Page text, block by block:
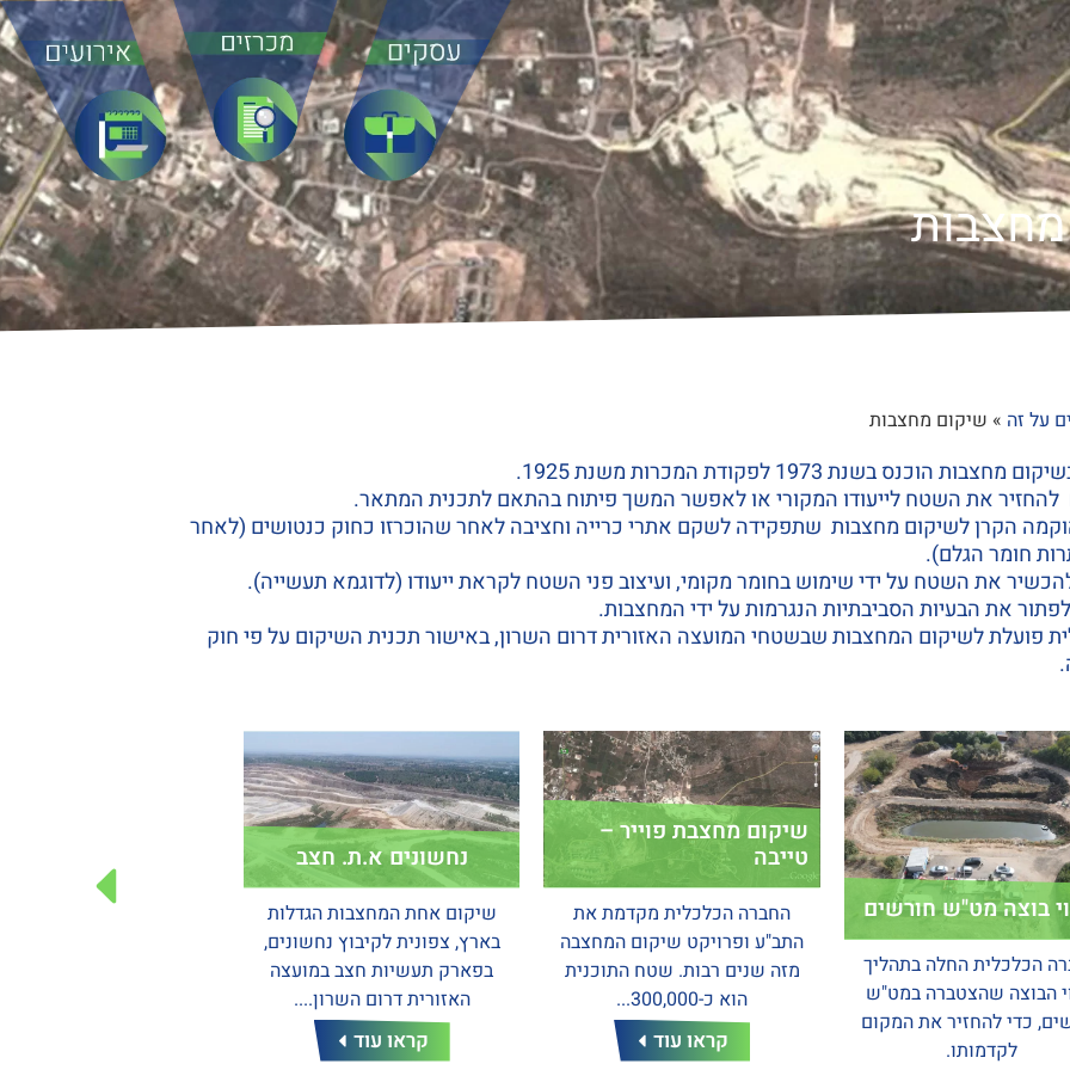
על זה » שיקום מחצבות
הוכנס בשנת 1973 לפקודת המכרות משנת 1925.
את השטח לייעודו המקורי או לאפשר המשך פיתוח בהתאם לתכנית המתאר.
1978, הוקמה הקרן לשיקום מחצבות שתפקידה לשקם אתרי כרייה וחציבה לאחר שהוכרזו כחוק כנטושים (לאחר
חומר הגלם).
את השטח על ידי שימוש בחומר מקומי, ועיצוב פני השטח לקראת ייעודו (לדוגמא תעשייה).
לפתור את הבעיות הסביבתיות הנגרמות על ידי המחצבות.
פועלת לשיקום המחצבות שבשטחי המועצה האזורית דרום השרון, באישור תכנית השיקום על פי חוק
בוצה מט"ש חורשים
הכלכלית החלה בתהליך
הבוצה שהצטברה במט"ש
כדי להחזיר את המקום
לקדמותו.
שיקום מחצבת פוייר –
טייבה
החברה הכלכלית מקדמת את
התב"ע ופרויקט שיקום המחצבה
מזה שנים רבות. שטח התוכנית
הוא כ-300,000...
קראו עוד
נחשונים א.ת. חצב
שיקום אחת המחצבות הגדלות
בארץ, צפונית לקיבוץ נחשונים,
בפארק תעשיות חצב במועצה
האזורית דרום השרון....
קראו עוד
מחצבת ראש עמיר